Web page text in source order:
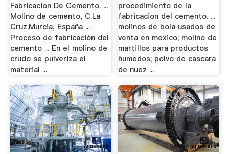
Fabricacion De Cemento. ...
Molino de cemento, C.La
Cruz.Murcia, España ...
Proceso de fabricación del
cemento ... En el molino de
crudo se pulveriza el
material ...
procedimiento de la
fabricacion del cemento. ...
molinos de bola usados de
venta en mexico; molino de
martillos para productos
humedos; polvo de cascara
de nuez ...